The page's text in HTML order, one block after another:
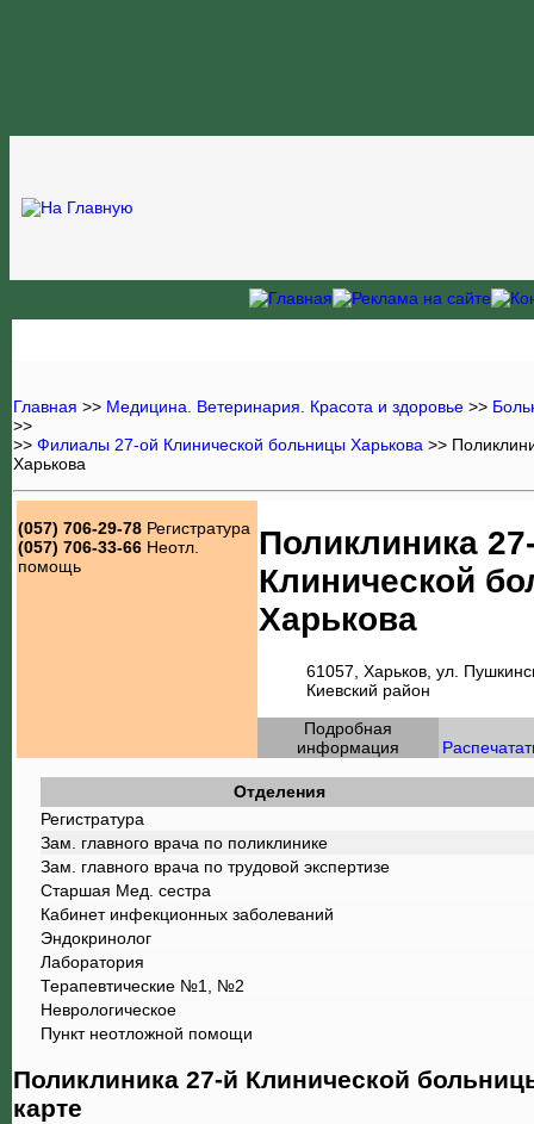
Главная >> Медицина. Ветеринария. Красота и здоровье >>
>>
>> Филиалы 27-ой Клинической больницы Харькова >>
Харькова
(057) 706-29-78 Регистратура
(057) 706-33-66 Неотл.
помощь
Поликлиника
Клинической
Харькова
61057, Харьков, ул.
Киевский район
Подробная
информация
Отделения
Регистратура
Зам. главного врача по поликлинике
Зам. главного врача по трудовой экспертизе
Старшая Мед. сестра
Кабинет инфекционных заболеваний
Эндокринолог
Лаборатория
Терапевтические №1, №2
Неврологическое
Пункт неотложной помощи
Поликлиника 27-й Клинической
карте